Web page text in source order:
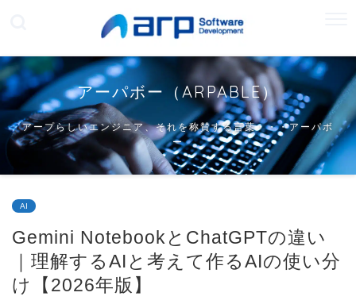
アーパボー（ARPABLE）
アープらしいエンジニア、それを称賛する言葉・・・アーパボ
ー
AI
Gemini NotebookとChatGPTの違い
｜理解するAIと考えて作るAIの使い分
け【2026年版】